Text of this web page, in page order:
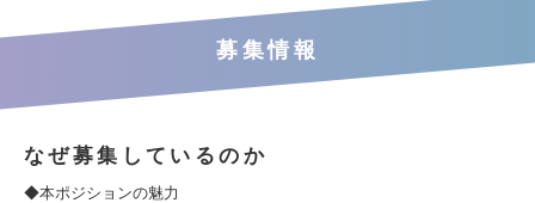
募集情報
なぜ募集しているのか
◆本ポジションの魅力